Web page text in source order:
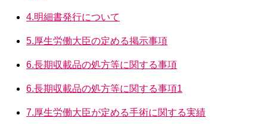
4.明細書発行について
5.厚生労働大臣の定める掲示事項
6.長期収載品の処方等に関する事項
6.長期収載品の処方等に関する事項1
7.厚生労働大臣が定める手術に関する実績